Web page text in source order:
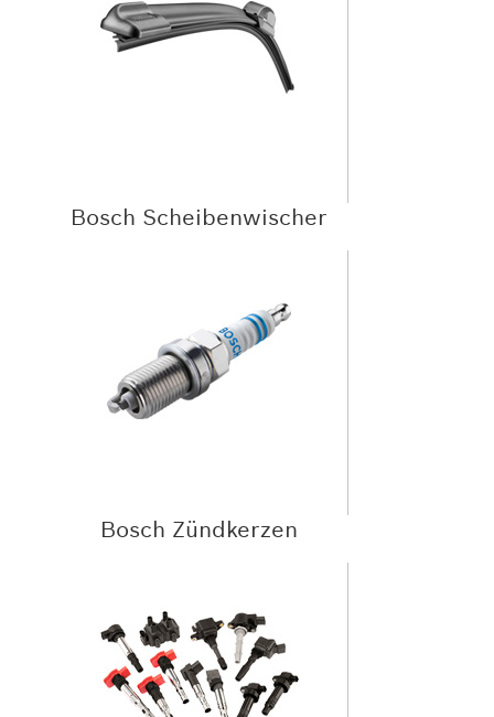
Bosch Scheibenwischer
Bosch Zündkerzen